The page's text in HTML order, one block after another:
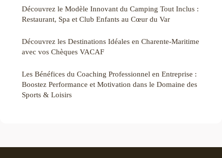
Découvrez le Modèle Innovant du Camping Tout Inclus :
Restaurant, Spa et Club Enfants au Cœur du Var
Découvrez les Destinations Idéales en Charente-Maritime
avec vos Chèques VACAF
Les Bénéfices du Coaching Professionnel en Entreprise :
Boostez Performance et Motivation dans le Domaine des
Sports & Loisirs